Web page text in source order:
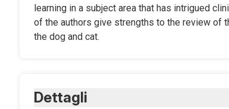
learning in a subject area that has intrigued
of the authors give strengths to the review of
the dog and cat.
Dettagli